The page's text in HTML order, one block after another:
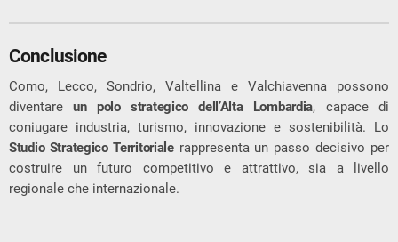
Conclusione
Como, Lecco, Sondrio, Valtellina e Valchiavenna possono
diventareun polo strategico dell’Alta Lombardia, capace di
coniugare industria, turismo, innovazione e sostenibilità. Lo
Studio Strategico Territorialerappresenta un passo decisivo per
costruire un futuro competitivo e attrattivo, sia a livello
regionale che internazionale.